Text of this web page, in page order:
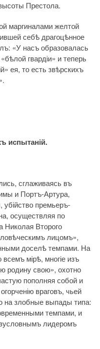
Престола.
маргиналами желтой
себѣ драгоцѣнное
«У насъ образовалась
гвардіи» и теперь
ея, то есть звѣрскихъ
испытаній.
сглаживаясь въ
и Портъ-Артура,
убійство премьеръ-
осуществляя по
Николая Второго
лицомъ»,
доселѣ темпами. На
мірѣ, многіе изъ
родину свою», охотно
пополняя собой и
враговъ, чьей
на злобные выпады типа:
темпами, и
лидеромъ